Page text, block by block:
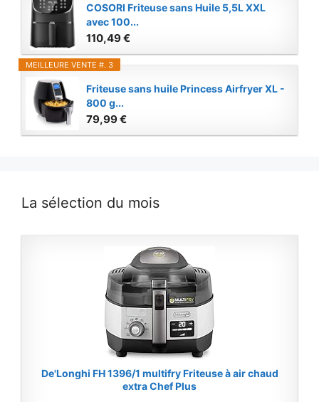
COSORI Friteuse sans Huile 5,5L XXL
avec 100...
110,49 €
MEILLEURE VENTE #. 3
Friteuse sans huile Princess Airfryer XL -
800 g...
79,99 €
La sélection du mois
De'Longhi FH 1396/1 multifry Friteuse à air chaud
extra Chef Plus